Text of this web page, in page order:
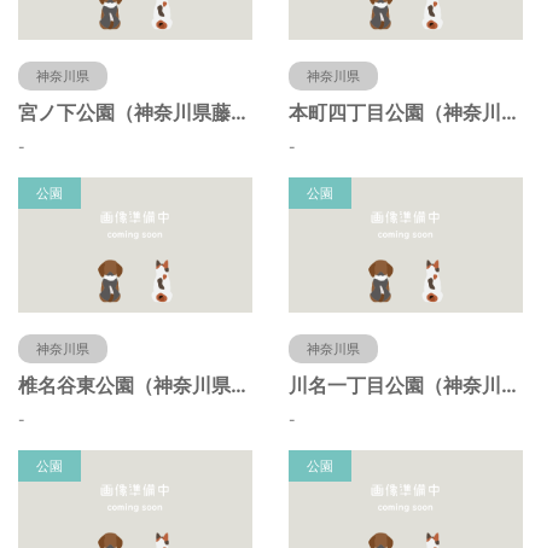
神奈川県
宮ノ下公園（神奈川県藤沢市）
-
神奈川県
本町四丁目公園（神奈川県藤沢市）
-
公園
神奈川県
椎名谷東公園（神奈川県藤沢市）
-
公園
神奈川県
川名一丁目公園（神奈川県藤沢市）
-
公園 公園